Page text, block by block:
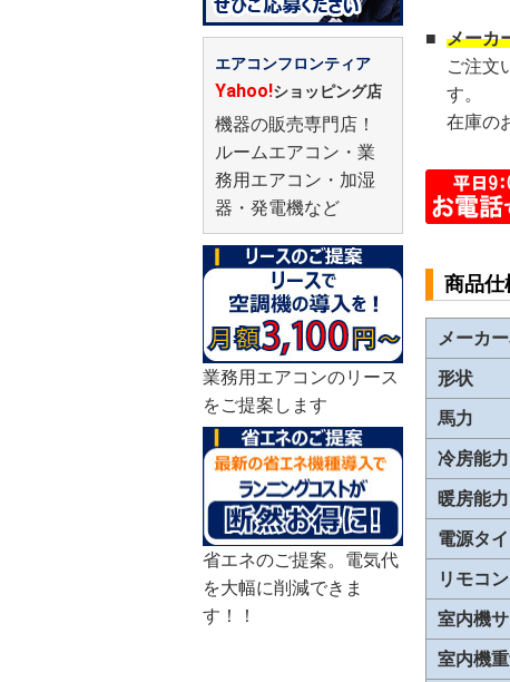
エアコンフロンティア
Yahoo!ショッピング店
機器の販売専門店！
ルームエアコン・業
務用エアコン・加湿
器・発電機など
業務用エアコンのリース
をご提案します
省エネのご提案。電気代
を大幅に削減できま
す！！
■ メーカ
ご注文
す。
在庫の
商品仕
メーカ
形状
馬力
冷房能力
暖房能力
電源タ
リモコ
室内機
室内機